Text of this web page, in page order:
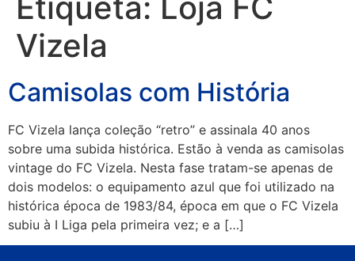
Vizela
Camisolas com História
FC Vizela lança coleção “retro” e assinala 40 anos
sobre uma subida histórica. Estão à venda as camisolas
vintage do FC Vizela. Nesta fase tratam-se apenas de
dois modelos: o equipamento azul que foi utilizado na
histórica época de 1983/84, época em que o FC Vizela
subiu à I Liga pela primeira vez; e a […]